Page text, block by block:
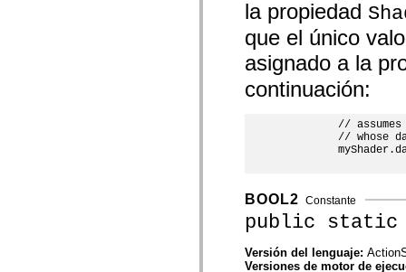
la propiedad
que el único
asignado a la
continuación:
//
// whose
BOOL2 Constante
public static
Versión del lenguaje:
Versiones de motor de